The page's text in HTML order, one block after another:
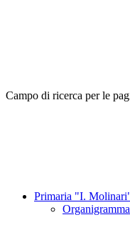
Campo di ricerca per le
Primaria "I.